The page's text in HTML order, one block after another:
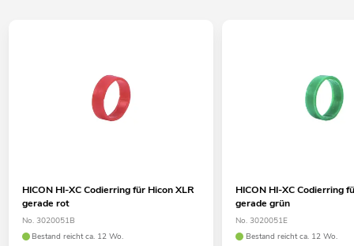
HICON HI-XC Codierring für Hicon XLR
gerade rot
No. 3020051B
Bestand reicht ca. 12 Wo.
HICON HI-XC Codierring
gerade grün
No. 3020051E
Bestand reicht ca. 12 Wo.